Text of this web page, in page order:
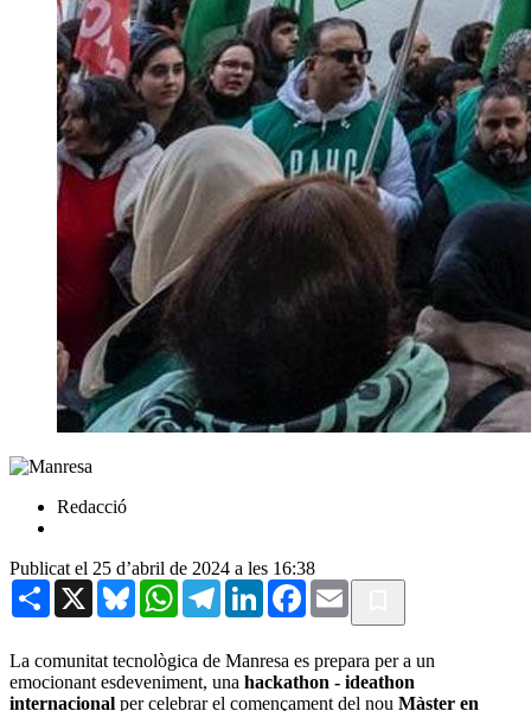
Redacció
Publicat el 25 d’abril de 2024 a les 16:38
Share X BlueskyWhatsAppTelegramLinkedInFacebook
Email
La comunitat tecnològica de Manresa es prepara per a un
emocionant esdeveniment, una hackathon - ideathon
internacional per celebrar el començament del nou Màster en